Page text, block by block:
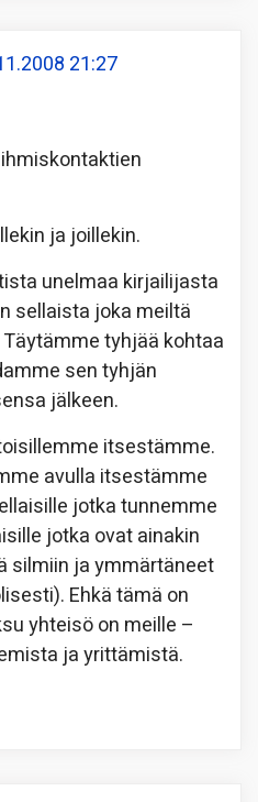
21:27
ja joillekin.
unelmaa kirjailijasta
sellaista joka meiltä
tyhjää kohtaa
sen tyhjän
jälkeen.
itsestämme.
avulla itsestämme
jotka tunnemme
jotka ovat ainakin
silmiin ja ymmärtäneet
Ehkä tämä on
yhteisö on meille –
ja yrittämistä.